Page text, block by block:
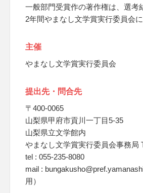
一般部門受賞作の著作権は、選考
2年間やまなし文学賞実行委員会
主催
やまなし文学賞実行委員会
提出先・問合先
〒400-0065
山梨県甲府市貢川一丁目5-35
山梨県立文学館内
やまなし文学賞実行委員会事務局
tel : 055-235-8080
mail :
用）